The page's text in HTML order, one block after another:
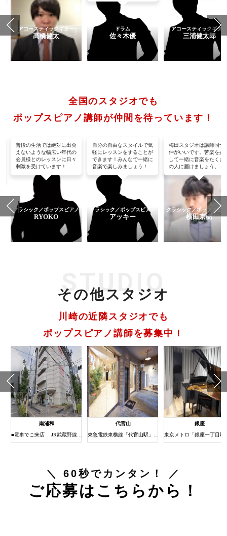
アコースティックギター
高橋健太
ドラム
佐々木優
アコースティックギター
三浦健太郎
全国のスタジオでも
ポップスピアノ講師が仲間を待っています！
普段の生活では絶対に出会
えないような幅広い年代の
会員様とのレッスンに日々
刺激を受けています！
クラシック／ポップスピアノ
RYOKO
自分の自由なスタイルで気
軽にレッスンをすることが
できます！みんなで一緒に
音楽で楽しみましょう！
クラシック／ポップスピアノ
アッキー
梅田スタジオは講師同士
仲がいいです。苦楽を共
して一緒に音楽をたくさ
の人に届けましょう。
クラシック／ポップスピ
横田京樹
その他スタジオ
STUDIO
川崎の近隣スタジオでも
ポップスピアノ講師を募集中！
南浦和 代官山 銀座
＼ 60秒でカンタン！ ／
ご応募はこちらから！